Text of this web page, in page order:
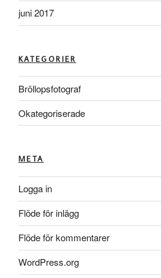
juni 2017
KATEGORIER
Bröllopsfotograf
Okategoriserade
META
Logga in
Flöde för inlägg
Flöde för kommentarer
WordPress.org